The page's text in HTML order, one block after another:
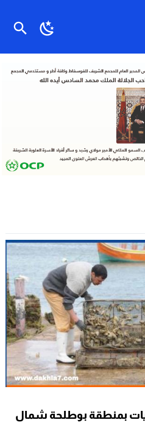
بمنطقة بوطلحة شمال